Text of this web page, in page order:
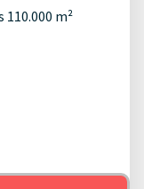
m²